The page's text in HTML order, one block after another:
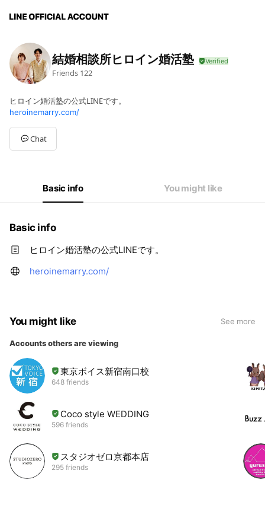
結婚相談所ヒロイン婚活塾
Friends 122
ヒロイン婚活塾の公式LINEです。
heroinemarry.com/
Chat
Basic info You might like
Basic info
ヒロイン婚活塾の公式LINEです。
heroinemarry.com/
You might like See more
Accounts others are viewing
東京ボイス新宿南口校
648 friends
Coco style WEDDING
596 friends
スタジオゼロ京都本店
295 friends